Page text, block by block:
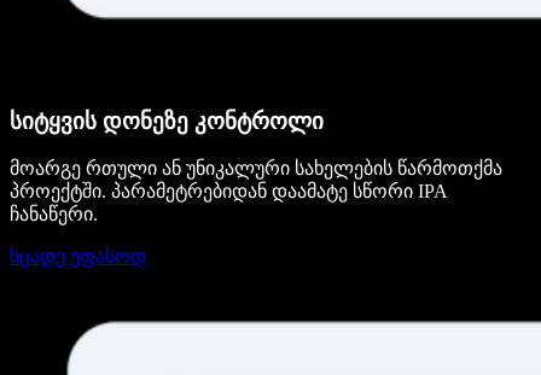
სიტყვის დონეზე კონტროლი
მოარგე რთული ან უნიკალური სახელების წარმოთქმა
პროექტში. პარამეტრებიდან დაამატე სწორი IPA
ჩანაწერი.
სცადე უფასოდ